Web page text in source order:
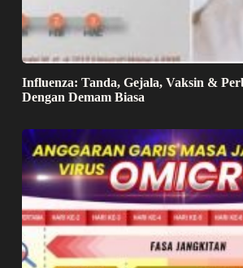
Influenza: Tanda, Gejala, Vaksin &
Dengan Demam Biasa